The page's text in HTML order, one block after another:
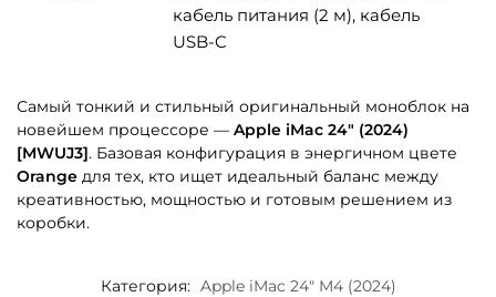
кабель питания (2 м), кабель
USB-C
Самый тонкий и стильный оригинальный моноблок на
новейшем процессоре — Apple iMac 24″ (2024)
[MWUJ3]. Базовая конфигурация в энергичном цвете
Orange для тех, кто ищет идеальный баланс между
креативностью, мощностью и готовым решением из
коробки.
Категория: Apple iMac 24" M4 (2024)